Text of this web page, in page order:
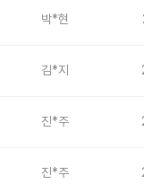
박*현
김*지
진*주
진*주